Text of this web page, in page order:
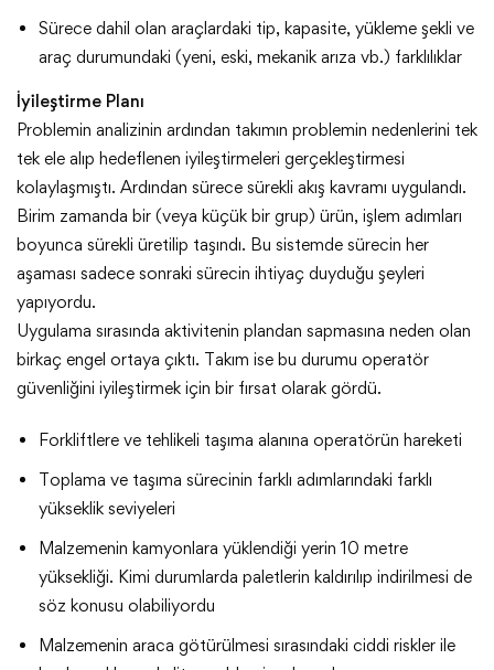
Sürece dahil olan araçlardaki tip, kapasite, yükleme şekli ve
araç durumundaki (yeni, eski, mekanik arıza vb.) farklılıklar
İyileştirme Planı
Problemin analizinin ardından takımın problemin nedenlerini tek
tek ele alıp hedeflenen iyileştirmeleri gerçekleştirmesi
kolaylaşmıştı. Ardından sürece sürekli akış kavramı uygulandı.
Birim zamanda bir (veya küçük bir grup) ürün, işlem adımları
boyunca sürekli üretilip taşındı. Bu sistemde sürecin her
aşaması sadece sonraki sürecin ihtiyaç duyduğu şeyleri
yapıyordu.
Uygulama sırasında aktivitenin plandan sapmasına neden olan
birkaç engel ortaya çıktı. Takım ise bu durumu operatör
güvenliğini iyileştirmek için bir fırsat olarak gördü.
Forkliftlere ve tehlikeli taşıma alanına operatörün hareketi
Toplama ve taşıma sürecinin farklı adımlarındaki farklı
yükseklik seviyeleri
Malzemenin kamyonlara yüklendiği yerin 10 metre
yüksekliği. Kimi durumlarda paletlerin kaldırılıp indirilmesi de
söz konusu olabiliyordu
Malzemenin araca götürülmesi sırasındaki ciddi riskler ile